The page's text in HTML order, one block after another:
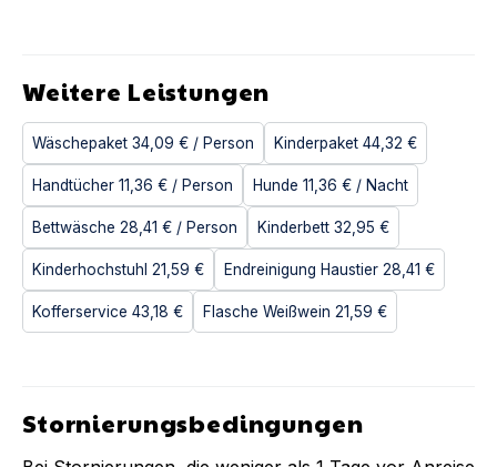
Weitere Leistungen
Wäschepaket 34,09 € / Person Kinderpaket 44,32 €
Handtücher 11,36 € / Person Hunde 11,36 € / Nacht
Bettwäsche 28,41 € / Person Kinderbett 32,95 €
Kinderhochstuhl 21,59 € Endreinigung Haustier 28,41 €
Kofferservice 43,18 € Flasche Weißwein 21,59 €
Stornierungsbedingungen